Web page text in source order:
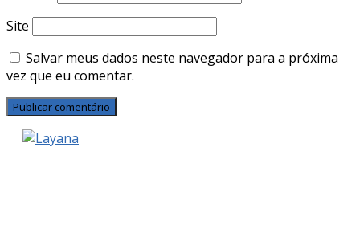
Site
Salvar meus dados neste navegador para a próxima
vez que eu comentar.